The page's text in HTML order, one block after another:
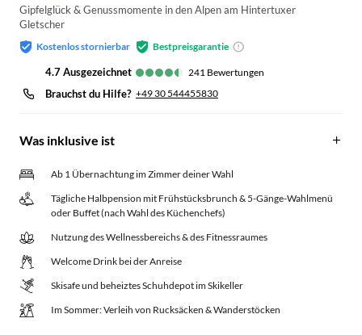
Gipfelglück & Genussmomente in den Alpen am Hintertuxer
Gletscher
Kostenlos stornierbar Bestpreisgarantie
4.7 ausgezeichnet 241 Bewertungen
Brauchst du Hilfe? +49 30 544455830
Was inklusive ist
Ab 1 Übernachtung im Zimmer deiner Wahl
Tägliche Halbpension mit Frühstücksbrunch & 5-Gänge-Wahlmenü
oder Buffet (nach Wahl des Küchenchefs)
Nutzung des Wellnessbereichs & des Fitnessraumes
Welcome Drink bei der Anreise
Skisafe und beheiztes Schuhdepot im Skikeller
Im Sommer: Verleih von Rucksäcken & Wanderstöcken